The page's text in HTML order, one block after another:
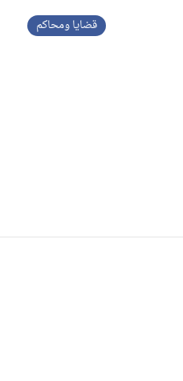
قضايا ومحاكم